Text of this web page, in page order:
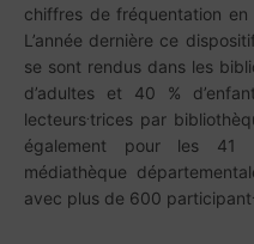
chiffres de fréquentation
L’année dernière ce
se sont rendus dans les
d’adultes et 40 %
lecteurs.trices par
également pour les 41
médiathèque
avec plus de 600 participant.